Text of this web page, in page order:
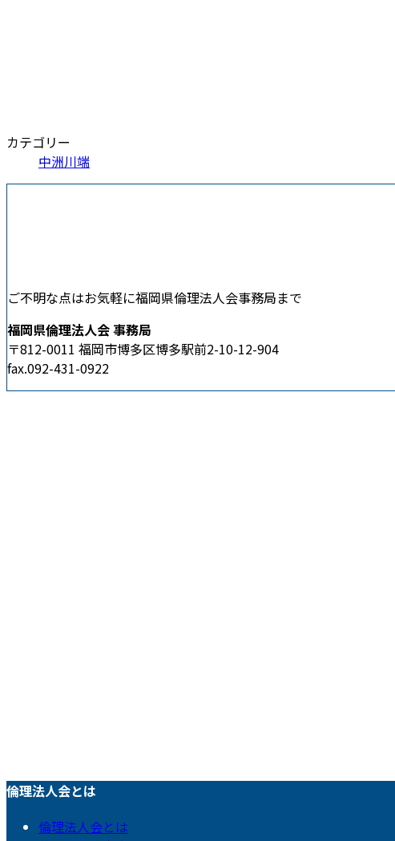
カテゴリー
中洲川端
ご不明な点はお気軽に福岡県倫理法人会事務局まで
福岡県倫理法人会 事務局
〒812-0011 福岡市博多区博多駅前2-10-12-904
fax.092-431-0922
倫理法人会とは
倫理法人会とは